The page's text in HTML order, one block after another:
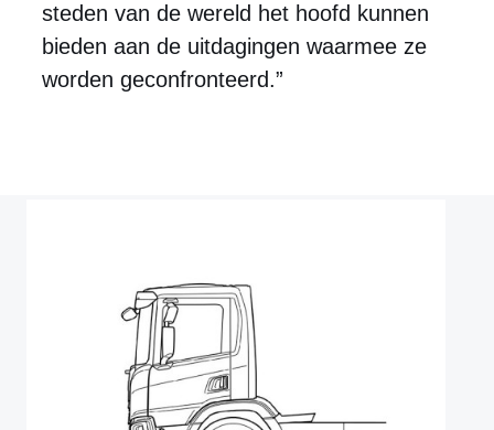
steden van de wereld het hoofd kunnen
bieden aan de uitdagingen waarmee ze
worden geconfronteerd.”